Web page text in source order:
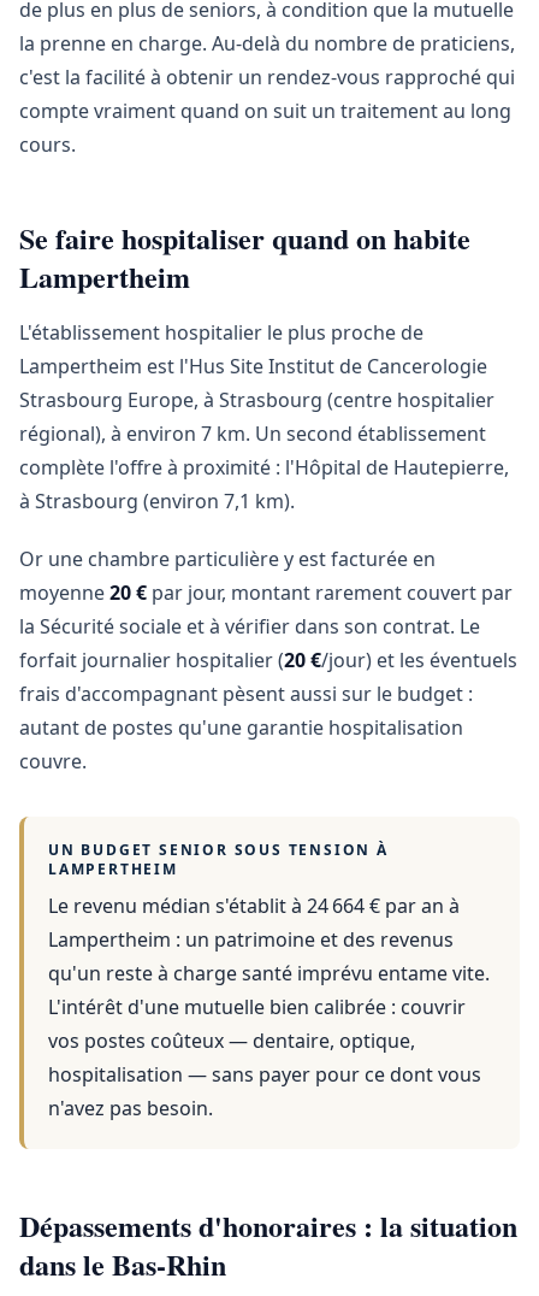
de plus en plus de seniors, à condition que la mutuelle
la prenne en charge. Au-delà du nombre de praticiens,
c'est la facilité à obtenir un rendez-vous rapproché qui
compte vraiment quand on suit un traitement au long
cours.
Se faire hospitaliser quand on habite
Lampertheim
L'établissement hospitalier le plus proche de
Lampertheim est l'Hus Site Institut de Cancerologie
Strasbourg Europe, à Strasbourg (centre hospitalier
régional), à environ 7 km. Un second établissement
complète l'offre à proximité : l'Hôpital de Hautepierre,
à Strasbourg (environ 7,1 km).
Or une chambre particulière y est facturée en
moyenne20 € par jour, montant rarement couvert par
la Sécurité sociale et à vérifier dans son contrat. Le
forfait journalier hospitalier (20 €/jour) et les éventuels
frais d'accompagnant pèsent aussi sur le budget :
autant de postes qu'une garantie hospitalisation
couvre.
UN BUDGET SENIOR SOUS TENSION À
LAMPERTHEIM
Le revenu médian s'établit à 24 664 € par an à
Lampertheim : un patrimoine et des revenus
qu'un reste à charge santé imprévu entame vite.
L'intérêt d'une mutuelle bien calibrée : couvrir
vos postes coûteux — dentaire, optique,
hospitalisation — sans payer pour ce dont vous
n'avez pas besoin.
Dépassements d'honoraires : la situation
dans le Bas-Rhin